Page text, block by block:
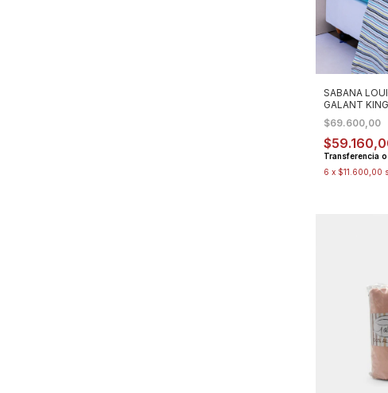
SABANA
GALANT
$69.600,00
Transferencia
6 x $11.600,00